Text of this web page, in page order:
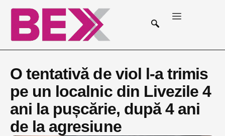
O tentativă de viol l-a trimis
pe un localnic din Livezile 4
ani la pușcărie, după 4 ani
de la agresiune